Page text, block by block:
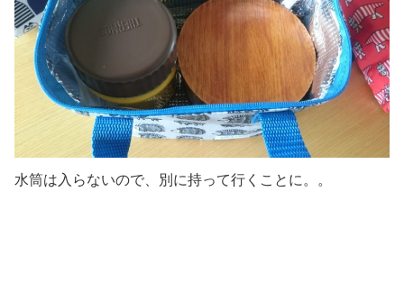
水筒は入らないので、別に持って行くことに。。